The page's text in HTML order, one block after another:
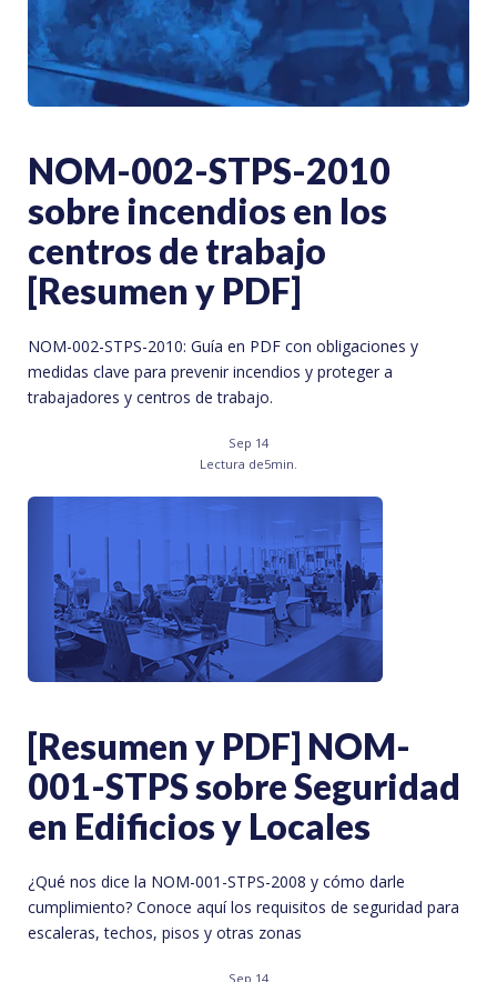
NOM-002-STPS-2010
sobre incendios en los
centros de trabajo
[Resumen y PDF]
NOM-002-STPS-2010: Guía en PDF con obligaciones y
medidas clave para prevenir incendios y proteger a
trabajadores y centros de trabajo.
Sep 14
Lectura de5min.
[Resumen y PDF] NOM-
001-STPS sobre Seguridad
en Edificios y Locales
¿Qué nos dice la NOM-001-STPS-2008 y cómo darle
cumplimiento? Conoce aquí los requisitos de seguridad para
escaleras, techos, pisos y otras zonas
Sep 14